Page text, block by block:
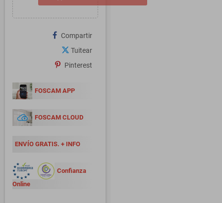
Compartir
Tuitear
Pinterest
FOSCAM APP
FOSCAM CLOUD
ENVÍO GRATIS. + INFO
Confianza
Online